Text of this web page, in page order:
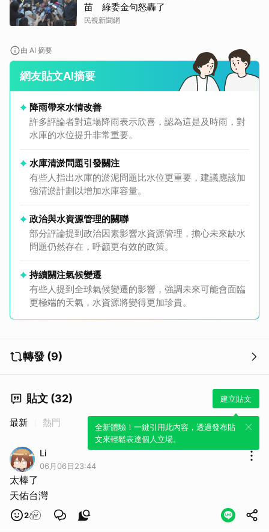
苗 綠委金句怒轟了
民視新聞網
由 AI 摘要
網友貼文AI摘要
降雨帶來水情改善
許多評論者對這場降雨表示欣喜，認為這是及時雨，對
水庫的水位提升非常重要。
水庫清淤問題引發關注
有些人指出水庫的淤泥問題比水位更重要，建議應該加
強清淤計劃以增加水庫容量。
政治與水資源管理的關聯
部分評論提到政治因素影響水資源管理，擔心未來缺水
問題仍然存在，呼籲更有效的政策。
持續關注氣候變遷
有些人提到全球氣候變遷的影響，強調未來可能會面臨
更極端的天氣，水資源將變得更加珍貴。
轉發 (9)
貼文 (32) 建立貼文
全新體驗！一鍵引用此內容，透過發布貼
文來輕鬆表達個人立場。
最新 熱門
Li
06月06日23:44
太棒了
天佑台灣
2